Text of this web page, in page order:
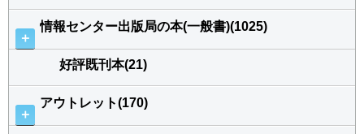
＋
情報センター出版局の本(一般書)(1025)
好評既刊本(21)
＋
アウトレット(170)